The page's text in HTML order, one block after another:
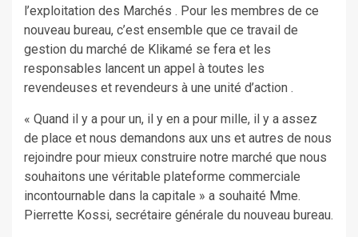
l’exploitation des Marchés . Pour les membres de ce
nouveau bureau, c’est ensemble que ce travail de
gestion du marché de Klikamé se fera et les
responsables lancent un appel à toutes les
revendeuses et revendeurs à une unité d’action .
« Quand il y a pour un, il y en a pour mille, il y a assez
de place et nous demandons aux uns et autres de nous
rejoindre pour mieux construire notre marché que nous
souhaitons une véritable plateforme commerciale
incontournable dans la capitale » a souhaité Mme.
Pierrette Kossi, secrétaire générale du nouveau bureau.